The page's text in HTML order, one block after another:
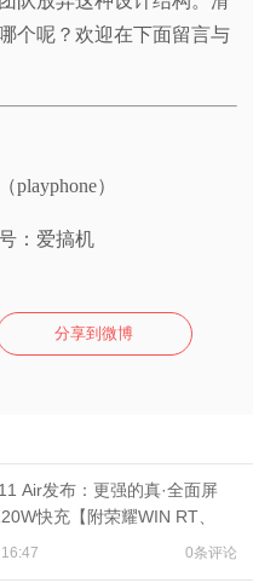
个呢？欢迎在下面留言与
）
：爱搞机
分享到微博
Air发布：更强的真·全面屏
快充【附荣耀WIN RT、
对比】
0条评论